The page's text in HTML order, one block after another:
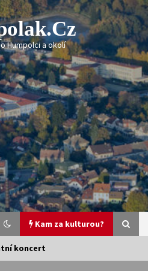
o Humpolci a okolí
Kam za kulturou?
koncert